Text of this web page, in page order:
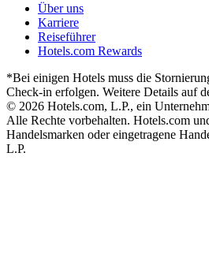
Über uns
Karriere
Reiseführer
Hotels.com Rewards
*Bei einigen Hotels muss die
Check-in erfolgen. Weitere Details auf
© 2026 Hotels.com, L.P., ein
Alle Rechte vorbehalten. Hotels.com
Handelsmarken oder eingetragene
L.P.